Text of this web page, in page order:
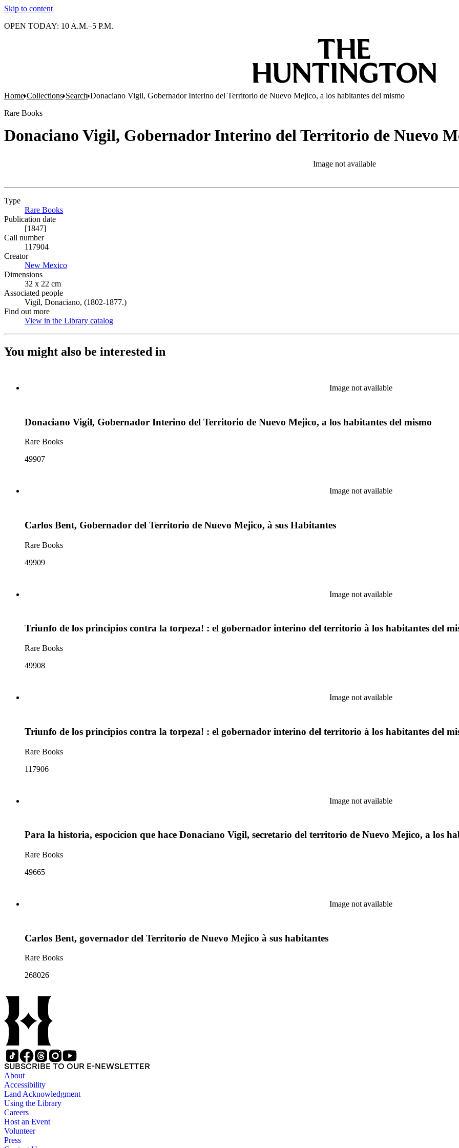
Skip to content
OPEN TODAY: 10 A.M.–5 P.M.
Home Collections Search Donaciano Vigil, Gobernador Interino del Territorio de Nuevo Mejico, a los habitantes del mismo
Rare Books
Donaciano Vigil, Gobernador Interino del Territorio de Nuevo
Image not available
Type
Rare Books
Publication date
[1847]
Call number
117904
Creator
New Mexico
Dimensions
32 x 22 cm
Associated people
Vigil, Donaciano, (1802-1877.)
Find out more
View in the Library catalog
You might also be interested in
Image not available
Donaciano Vigil, Gobernador Interino del Territorio de Nuevo Mejico, a los habitantes del mismo
Rare Books
49907
Image not available
Carlos Bent, Gobernador del Territorio de Nuevo Mejico, à sus Habitantes
Rare Books
49909
Image not available
Triunfo de los principios contra la torpeza! : el gobernador interino del territorio à los habitantes del
Rare Books
49908
Image not available
Triunfo de los principios contra la torpeza! : el gobernador interino del territorio à los habitantes del
Rare Books
117906
Image not available
Para la historia, espocicion que hace Donaciano Vigil, secretario del territorio de Nuevo Mejico, a los
Rare Books
49665
Image not available
Carlos Bent, governador del Territorio de Nuevo Mejico à sus habitantes
Rare Books
268026
SUBSCRIBE TO OUR E-NEWSLETTER
About
Accessibility
Land Acknowledgment
Using the Library
Careers
Host an Event
Volunteer
Press